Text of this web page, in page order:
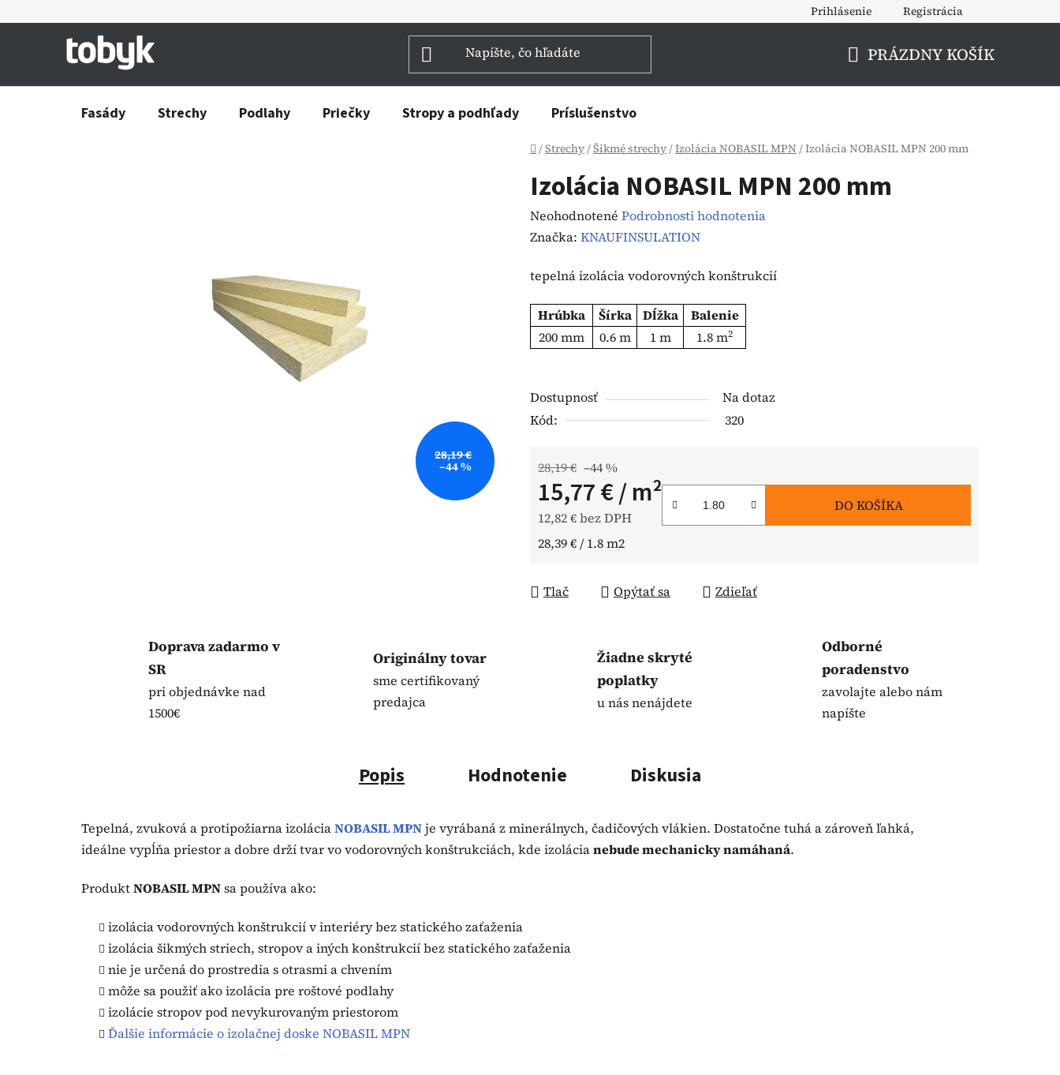
na
Prihlásenie Registrácia
PRÁZDNY KOŠÍK
Fasády Strechy Podlahy Priečky Stropy a podhľady Príslušenstvo
Domov
/Strechy/Šikmé strechy/Izolácia NOBASIL MPN /Izolácia NOBASIL MPN 200 mm
Izolácia NOBASIL MPN 200 mm
Priemerné
hodnotenie
je
0,0
Neohodnotené Podrobnosti hodnotenia
Značka: KNAUFINSULATION
tepelná izolácia vodorovných konštrukcií
Hrúbka Šírka Dĺžka
Balenie
200 mm
0.6 m 1 m 1.8 m2
Dostupnosť
Na dotaz
Kód:
320
28,19 € –44 %
15,77 €/ m²
12,82 € bez DPH
Jednotková cena:
28,39 € / 1.8 m2
DO KOŠÍKA
Tlač Opýtať sa Zdieľať
28,19 €
–44 %
Doprava zadarmo v
SR
pri objednávke nad
1500€
Originálny tovar
sme certifikovaný
predajca
Žiadne skryté
poplatky
u nás nenájdete
Odborné
poradenstvo
zavolajte alebo nám
napíšte
Popis Hodnotenie Diskusia
Tepelná, zvuková a protipožiarna izoláciaNOBASIL MPNje vyrábaná z minerálnych, čadičových vlákien. Dostatočne tuhá a zároveň ľahká,
ideálne vypĺňa priestor a dobre drží tvar vo vodorovných konštrukciách, kde izolácianebude mechanicky namáhaná.
ProduktNOBASIL MPNsa používa ako:
izolácia vodorovných konštrukcií v interiéry bez statického zaťaženia
izolácia šikmých striech, stropov a iných konštrukcií bez statického zaťaženia
nie je určená do prostredia s otrasmi a chvením
môže sa použiť ako izolácia pre roštové podlahy
izolácie stropov pod nevykurovaným priestorom
Ďalšie informácie o izolačnej doske NOBASIL MPN